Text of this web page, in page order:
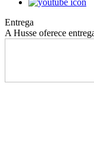
Entrega
A Husse oferece